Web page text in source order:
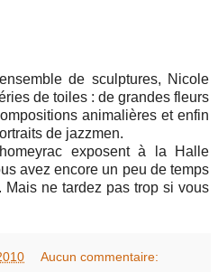
de sculptures, Nicole
de toiles : de grandes fleurs
animalières et enfin
de jazzmen.
exposent à la Halle
avez encore un peu de temps
Mais ne tardez pas trop si vous
Aucun commentaire: